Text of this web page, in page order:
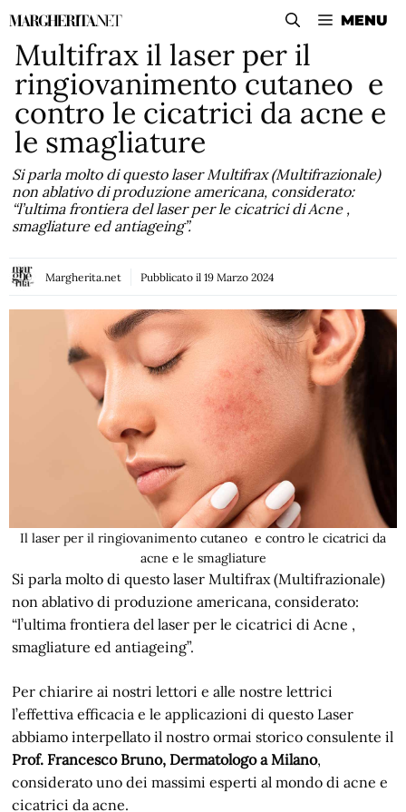
Vai
contenuto
MENU
Multifrax il laser per il
ringiovanimento cutaneo e
contro le cicatrici da acne e
le smagliature
Si parla molto di questo laser Multifrax (Multifrazionale)
non ablativo di produzione americana, considerato:
“l’ultima frontiera del laser per le cicatrici di Acne ,
smagliature ed antiageing”.
Margherita.net Pubblicato il 19 Marzo 2024
Il laser per il ringiovanimento cutaneo e contro le cicatrici da
acne e le smagliature
Si parla molto di questo laser Multifrax (Multifrazionale)
non ablativo di produzione americana, considerato:
“l’ultima frontiera del laser per le cicatrici di Acne ,
smagliature ed antiageing”.
Per chiarire ai nostri lettori e alle nostre lettrici
l’effettiva efficacia e le applicazioni di questo Laser
abbiamo interpellato il nostro ormai storico consulente il
Prof. Francesco Bruno, Dermatologo a Milano,
considerato uno dei massimi esperti al mondo di acne e
cicatrici da acne.